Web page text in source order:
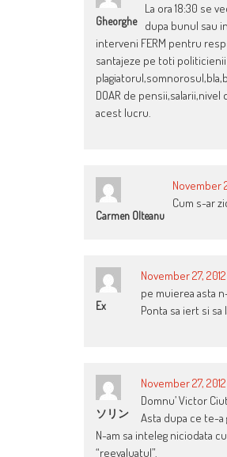
Gheorghe
La ora 18:30 se
dupa bunul sau
interveni FERM pentru
santajeze pe toti politicienii
DOAR de
acest lucru.
Carmen Olteanu
November
Cum s-ar
Ex
November 27,
pe muierea asta
Ponta sa iert si
ソリン
November 27,
Domnu’ Victor
Asta dupa ce te-a
N-am sa inteleg niciodata
“reevaluatul”.